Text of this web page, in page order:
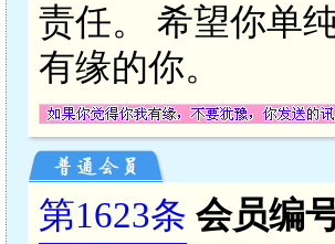
责任。 希望你单
有缘的你。
第1623条 会员编